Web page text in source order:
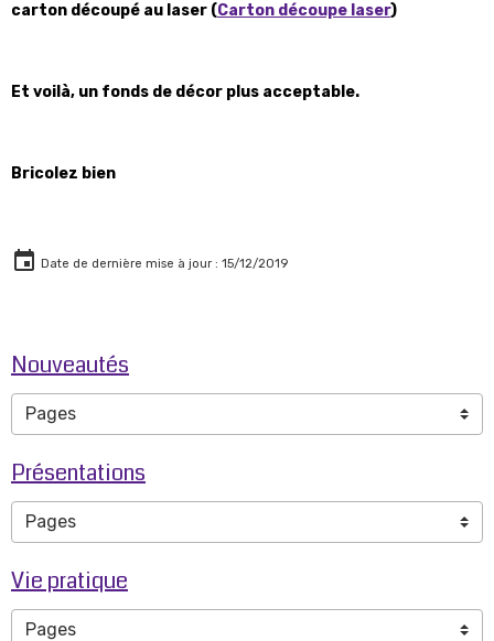
carton découpé au laser (Carton découpe laser)
Et voilà, un fonds de décor plus acceptable.
Bricolez bien
Date de dernière mise à jour : 15/12/2019
Nouveautés
Présentations
Vie pratique